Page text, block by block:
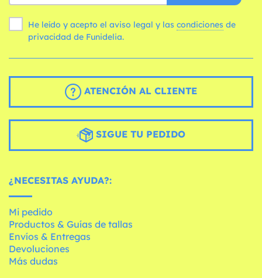
He leído y acepto el aviso legal y las condiciones
privacidad de Funidelia.
ATENCIÓN AL CLIENTE
SIGUE TU PEDIDO
¿NECESITAS AYUDA?:
Mi pedido
Productos & Guías de tallas
Envíos & Entregas
Devoluciones
Más dudas